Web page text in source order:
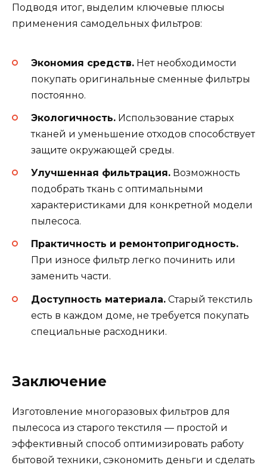
Подводя итог, выделим ключевые плюсы
применения самодельных фильтров:
Экономия средств. Нет необходимости
покупать оригинальные сменные фильтры
постоянно.
Экологичность. Использование старых
тканей и уменьшение отходов способствует
защите окружающей среды.
Улучшенная фильтрация. Возможность
подобрать ткань с оптимальными
характеристиками для конкретной модели
пылесоса.
Практичность и ремонтопригодность.
При износе фильтр легко починить или
заменить части.
Доступность материала. Старый текстиль
есть в каждом доме, не требуется покупать
специальные расходники.
Заключение
Изготовление многоразовых фильтров для
пылесоса из старого текстиля — простой и
эффективный способ оптимизировать работу
бытовой техники, сэкономить деньги и сделать